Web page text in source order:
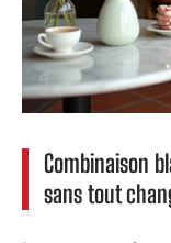
Combinaison
sans tout